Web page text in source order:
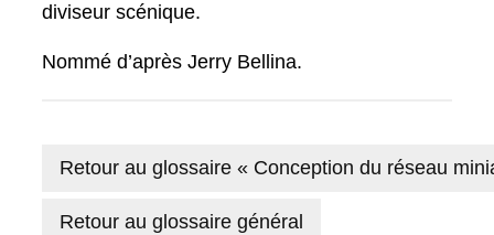
diviseur scénique.
Nommé d’après Jerry Bellina.
Retour au glossaire « Conception du réseau
Retour au glossaire général